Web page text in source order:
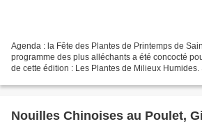
Agenda : la Fête des Plantes de Printemps de
programme des plus alléchants a été concocté
de cette édition : Les Plantes de Milieux Humides.
Nouilles Chinoises au Poulet,